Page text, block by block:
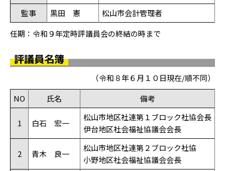
監事
黒田 憲
松山市会計管理者
任期：令和９年定時評議員会の終結の時まで
評議員名簿
（令和８年６月１０日現在/順不同）
NO
氏名 備考
1 白石 宏一
松山市地区社連第１ブロック社協会長
伊台地区社会福祉協議会会長
2 青木 良一
松山市地区社連第２ブロック社協
小野地区社会福祉協議会会長